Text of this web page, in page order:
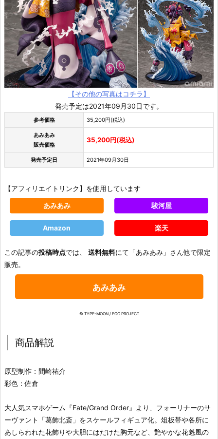
【その他の写真はコチラ】
発売予定は2021年09月30日です。
参考価格 35,200円(税込)
あみあみ
販売価格
35,200円(税込)
発売予定日 2021年09月30日
【アフィリエイトリンク】を使用しています
あみあみ 駿河屋
Amazon 楽天
この記事の投稿時点では、 送料無料にて「あみあみ」さん他で限定
販売。
あみあみ
© TYPE-MOON / FGO PROJECT
商品解説
原型制作：間崎祐介
彩色：佐倉
大人気スマホゲーム『Fate/Grand Order』より、フォーリナーのサ
ーヴァント「葛飾北斎」をスケールフィギュア化。俎板帯や各所に
あしらわれた花飾りや大胆にはだけた胸元など、艶やかな花魁風の